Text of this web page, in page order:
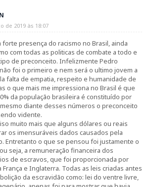
de 2019 às 18:07
forte presença do racismo no Brasil, ainda
com todas as politicas de combate a todo e
de preconceito. Infelizmente Pedro
foi o primeiro e nem será o ultimo jovem a
falta de empatia, respeito e humanidade de
o que mais me impressiona no Brasil é que
da população brasileira é constituído por
diante desses números o preconceito
vidente.
muito mais que alguns dólares ou reais
os imensuráveis dados causados pela
Entretanto o que se pensou foi justamente o
seja, a remuneração financeira dos
de escravos, que foi proporcionada por
França e Inglaterra. Todas as leis criadas antes
da escravidão como: lei do ventre livre,